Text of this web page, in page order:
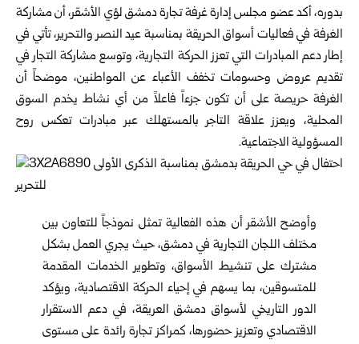
بدوره، أكد عضو مجلس إدارة غرفة تجارة دمشق لؤي الأشقر، أن مشاركة
الغرفة في فعاليات أسواق الحريقة بمناسبة عيد النصر والتحرير، تأتي في
إطار دعم المبادرات التي تعزز الحركة التجارية، وتوسع مشاركة التجار في
تقديم عروض وحسومات تخفف الأعباء عن المواطنين، موضحاً أن
الغرفة حريصة على أن تكون جزءاً فاعلاً من أي نشاط يخدم السوق
المحلية، ويعزز علاقة التاجر بالمستهلك عبر مبادرات تعكس روح
المسؤولية الاجتماعية.
وأوضح الأشقر أن هذه الفعالية تمثل نموذجاً للتعاون بين
مختلف اللجان التجارية في دمشق، حيث يجري العمل بشكل
مشترك على تنشيط الأسواق، وتطوير الخدمات المقدمة
للمتسوقين، بما يسهم في إحياء الحركة الاقتصادية، ويؤكد
الدور التاريخي لأسواق دمشق العريقة، في دعم الاستقرار
الاقتصادي وتعزيز حضورها، كمراكز تجارة رائدة على مستوى